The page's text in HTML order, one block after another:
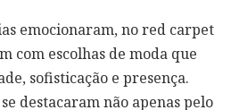
emocionaram, no red carpet
com escolhas de moda que
sofisticação e presença.
destacaram não apenas pelo